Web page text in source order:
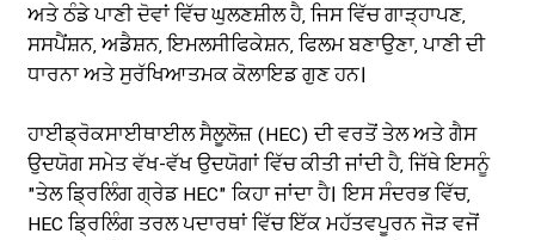
ਅਤੇ ਠੰਡੇ ਪਾਣੀ ਦੋਵਾਂ ਵਿੱਚ ਘੁਲਣਸ਼ੀਲ ਹੈ, ਜਿਸ ਵਿੱਚ ਗਾੜ੍ਹਾਪਣ,
ਸਸਪੈਂਸ਼ਨ, ਅਡੈਸ਼ਨ, ਇਮਲਸੀਫਿਕੇਸ਼ਨ, ਫਿਲਮ ਬਣਾਉਣਾ, ਪਾਣੀ ਦੀ
ਧਾਰਨਾ ਅਤੇ ਸੁਰੱਖਿਆਤਮਕ ਕੋਲਾਇਡ ਗੁਣ ਹਨ।
ਹਾਈਡ੍ਰੋਕਸਾਈਥਾਈਲ ਸੈਲੂਲੋਜ਼ (HEC) ਦੀ ਵਰਤੋਂ ਤੇਲ ਅਤੇ ਗੈਸ
ਉਦਯੋਗ ਸਮੇਤ ਵੱਖ-ਵੱਖ ਉਦਯੋਗਾਂ ਵਿੱਚ ਕੀਤੀ ਜਾਂਦੀ ਹੈ, ਜਿੱਥੇ ਇਸਨੂੰ
"ਤੇਲ ਡ੍ਰਿਲਿੰਗ ਗ੍ਰੇਡ HEC" ਕਿਹਾ ਜਾਂਦਾ ਹੈ। ਇਸ ਸੰਦਰਭ ਵਿੱਚ,
HEC ਡ੍ਰਿਲਿੰਗ ਤਰਲ ਪਦਾਰਥਾਂ ਵਿੱਚ ਇੱਕ ਮਹੱਤਵਪੂਰਨ ਜੋੜ ਵਜੋਂ